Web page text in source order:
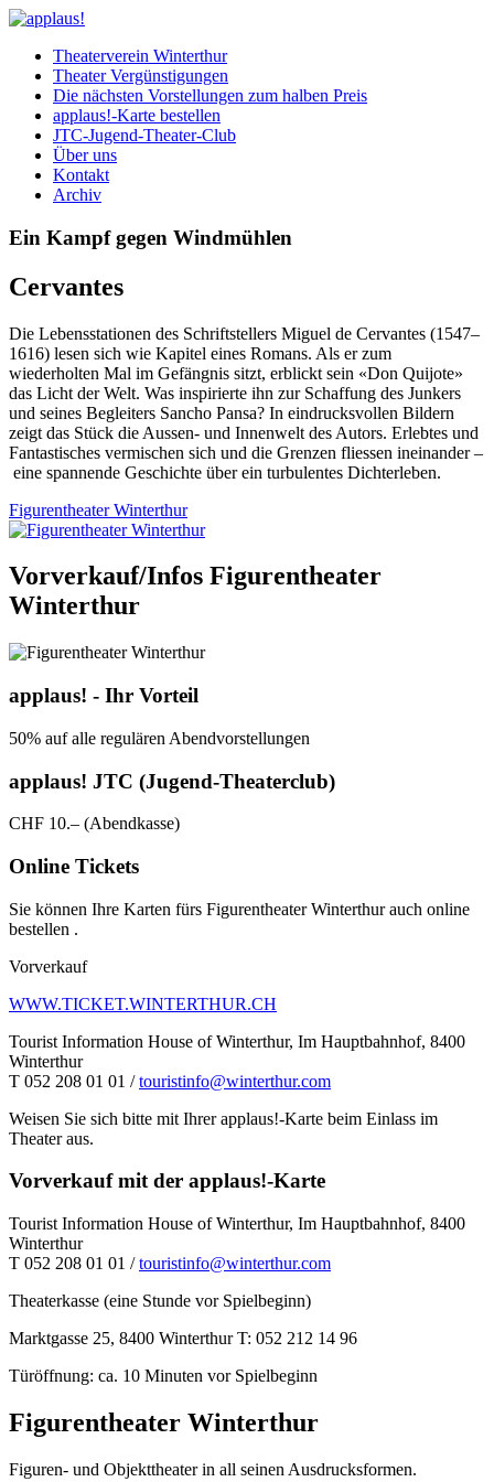
Theaterverein Winterthur
Theater Vergünstigungen
Die nächsten Vorstellungen zum halben Preis
applaus!-Karte bestellen
JTC-Jugend-Theater-Club
Über uns
Kontakt
Archiv
Ein Kampf gegen Windmühlen
Cervantes
Die Lebensstationen des Schriftstellers Miguel de Cervantes (1547–
1616) lesen sich wie Kapitel eines Romans. Als er zum
wiederholten Mal im Gefängnis sitzt, erblickt sein «Don Quijote»
das Licht der Welt. Was inspirierte ihn zur Schaffung des Junkers
und seines Begleiters Sancho Pansa? In eindrucksvollen Bildern
zeigt das Stück die Aussen- und Innenwelt des Autors. Erlebtes und
Fantastisches vermischen sich und die Grenzen fliessen ineinander –
eine spannende Geschichte über ein turbulentes Dichterleben.
Figurentheater Winterthur
Vorverkauf/Infos Figurentheater
Winterthur
applaus! - Ihr Vorteil
50% auf alle regulären Abendvorstellungen
applaus! JTC (Jugend-Theaterclub)
CHF 10.– (Abendkasse)
Online Tickets
Sie können Ihre Karten fürs Figurentheater Winterthur auch online
bestellen .
Vorverkauf
WWW.TICKET.WINTERTHUR.CH
Tourist Information House of Winterthur, Im Hauptbahnhof, 8400
Winterthur
T 052 208 01 01 /touristinfo@winterthur.com
Weisen Sie sich bitte mit Ihrer applaus!-Karte beim Einlass im
Theater aus.
Vorverkauf mit der applaus!-Karte
Tourist Information House of Winterthur, Im Hauptbahnhof, 8400
Winterthur
T 052 208 01 01 /touristinfo@winterthur.com
Theaterkasse (eine Stunde vor Spielbeginn)
Marktgasse 25, 8400 Winterthur T: 052 212 14 96
Türöffnung: ca. 10 Minuten vor Spielbeginn
Figurentheater Winterthur
Figuren- und Objekttheater in all seinen Ausdrucksformen.